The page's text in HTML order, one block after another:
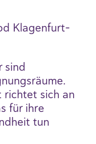
Klagenfurt-
sind
richtet sich an
für ihre
tun